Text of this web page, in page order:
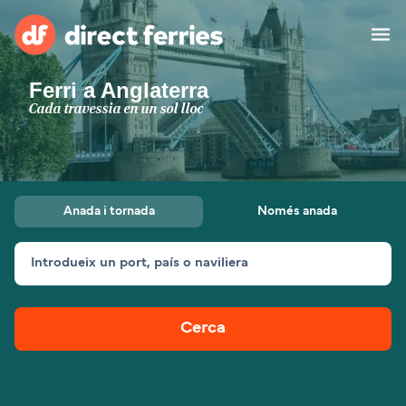
Països
Bitllets de Ferry
Ferris
Ferri a Anglaterra
Cada travessia en un sol lloc
Anada i tornada Només anada
Introdueix un port, país o naviliera
Cerca